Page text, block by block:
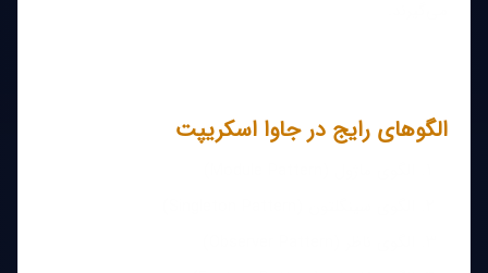
الگوهای رایج در جاوا اسکریپت